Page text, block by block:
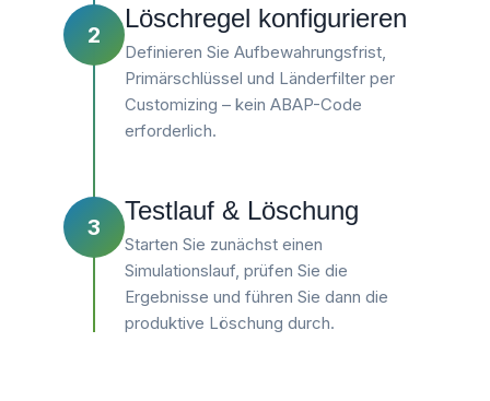
2
Löschregel konfigurieren
Definieren Sie Aufbewahrungsfrist,
Primärschlüssel und Länderfilter per
Customizing – kein ABAP-Code
erforderlich.
3
Testlauf & Löschung
Starten Sie zunächst einen
Simulationslauf, prüfen Sie die
Ergebnisse und führen Sie dann die
produktive Löschung durch.